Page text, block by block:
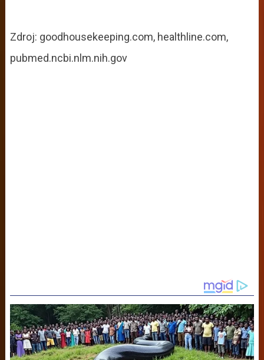
Zdroj: goodhousekeeping.com, healthline.com,
pubmed.ncbi.nlm.nih.gov